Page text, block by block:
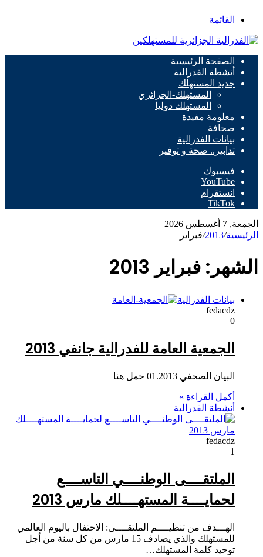
القائمة
الصفحة الرئيسية
أنشطة الفدرالية
جديد المستهلك
المستهلك-الجزائري
المستهلك دوليا
معلومة مفيدة
صحافة
بيانات الفدرالية
تدابير.. صحة و توفير
فيسبوك
‫YouTube
انستقرام
‫TikTok
الجمعة, 7 أغسطس 2026
الرئيسية/
2013
/فبراير
الشهر: فبراير 2013
بيانات الفدرالية
fedacdz
0
الجمعية العامة للفدرالية جانفي 2013
البيان الصحفي 01.2013 حمل هنا
أكمل القراءة »
أنشطة الفدرالية
fedacdz
1
الملتقــــى الوطنــــي التاســــع
لحمايــــة المستهــــلك مارس 2013
الهـــدف من تنظيــــم الملتقــــى: الاحتفال باليوم العالمي
للمستهلك والذي يصادف 15 مارس من كل سنة من أجل
توحيد كلمة المستهلك…